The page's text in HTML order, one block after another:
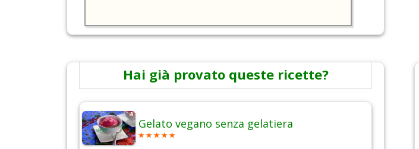
Hai già provato queste ricette?
Gelato vegano senza gelatiera